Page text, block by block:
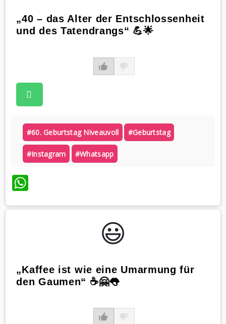
„40 – das Alter der Entschlossenheit
und des Tatendrangs“ 💪🌟
#60. Geburtstag Niveauvoll #geburtstag
#instagram #whatsapp
WhatsApp
😃️
„Kaffee ist wie eine Umarmung für
den Gaumen“ ☕️🤗👅